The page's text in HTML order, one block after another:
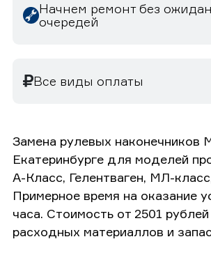
Начнем ремонт без
очередей
Все виды оплаты
Замена рулевых наконечников
Екатеринбурге для моделей
А-Класс, Гелентваген, МЛ-
Примерное время на оказание
часа. Стоимость от 2501
расходных материаллов и